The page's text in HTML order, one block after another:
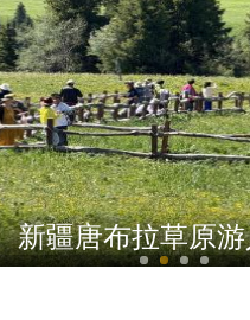
英吉沙：麦收时
新疆唐布拉草原